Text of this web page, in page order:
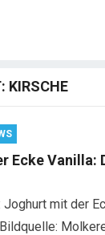
KIRSCHE
Ecke Vanilla:
Joghurt mit der